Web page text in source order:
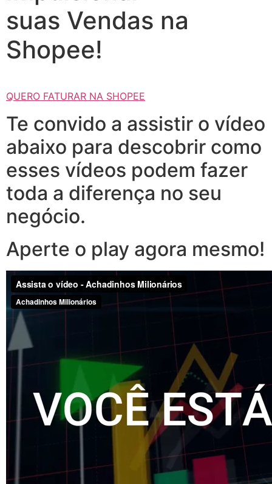
suas Vendas na
Shopee!
QUERO FATURAR NA SHOPEE
Te convido a assistir o vídeo
abaixo para descobrir como
esses vídeos podem fazer
toda a diferença no seu
negócio.
Aperte o play agora mesmo!